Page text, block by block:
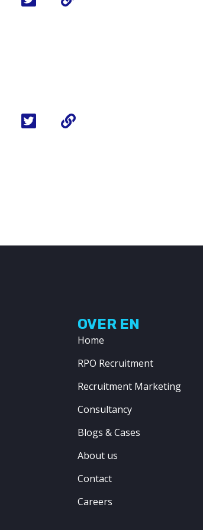
OVER EN
Home
RPO Recruitment
Recruitment Marketing
Consultancy
Blogs & Cases
About us
Contact
Careers